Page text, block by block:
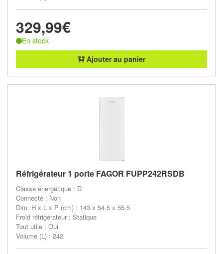
329,99€
En stock
Ajouter au panier
Réfrigérateur 1 porte FAGOR FUPP242RSDB
Classe énergétique : D
Connecté : Non
Dim. H x L x P (cm) : 143 x 54.5 x 55.5
Froid réfrigérateur : Statique
Tout utile : Oui
Volume (L) : 242